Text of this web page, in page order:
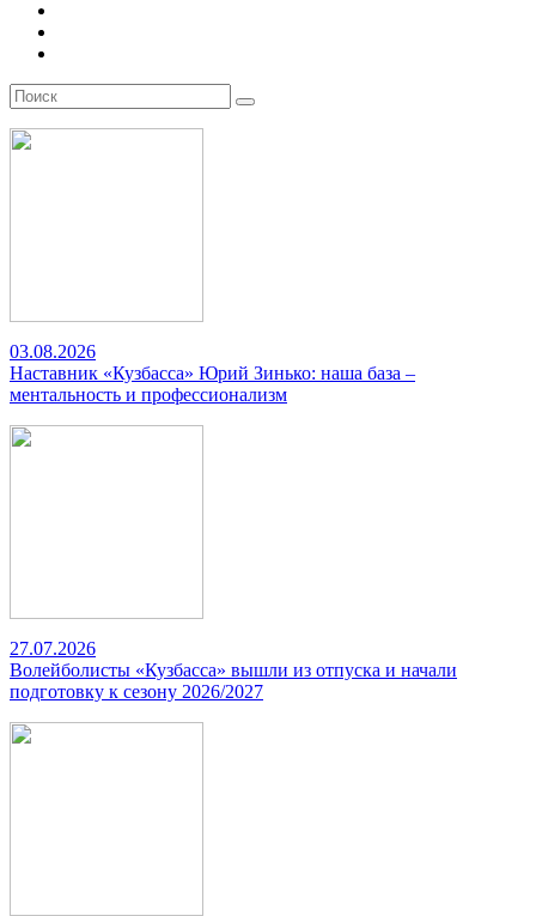
03.08.2026
Наставник «Кузбасса» Юрий Зинько: наша база –
ментальность и профессионализм
27.07.2026
Волейболисты «Кузбасса» вышли из отпуска и начали
подготовку к сезону 2026/2027